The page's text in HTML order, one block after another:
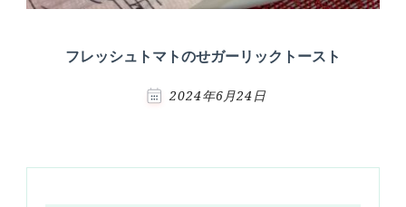
フレッシュトマトのせガーリックトースト
2024年6月24日